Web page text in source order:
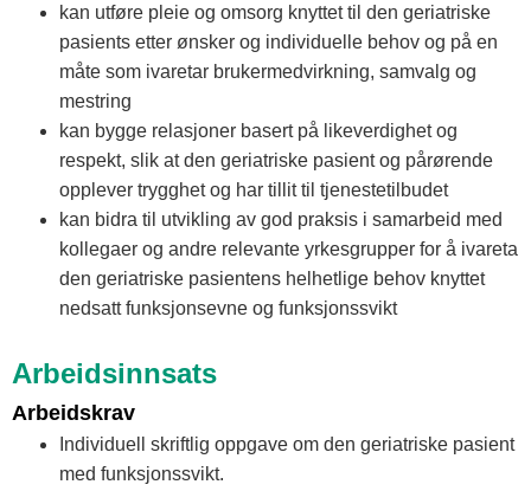
kan utføre pleie og omsorg knyttet til den geriatriske
pasients etter ønsker og individuelle behov og på en
måte som ivaretar brukermedvirkning, samvalg og
mestring
kan bygge relasjoner basert på likeverdighet og
respekt, slik at den geriatriske pasient og pårørende
opplever trygghet og har tillit til tjenestetilbudet
kan bidra til utvikling av god praksis i samarbeid med
kollegaer og andre relevante yrkesgrupper for å ivareta
den geriatriske pasientens helhetlige behov knyttet
nedsatt funksjonsevne og funksjonssvikt
Arbeidsinnsats
Arbeidskrav
Individuell skriftlig oppgave om den geriatriske pasient
med funksjonssvikt.